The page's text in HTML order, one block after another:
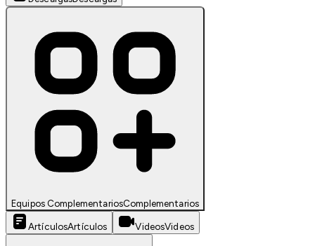
Equipos ComplementariosComplementarios
ArtículosArtículos VideosVideos